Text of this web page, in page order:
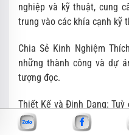
nghiệp và kỹ thuật, cung
trung vào các khía cạnh kỹ
Chia Sẻ Kinh Nghiệm
những thành công và dự
tượng đọc.
Thiết Kế và Định Dạng:
phản ánh sự chuyên